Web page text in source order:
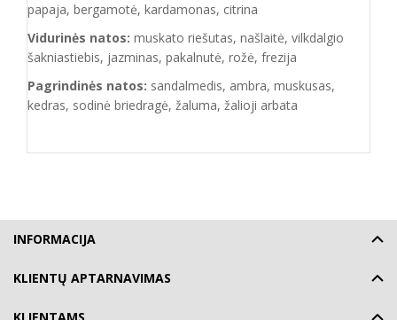
papaja, bergamotė, kardamonas, citrina
Vidurinės natos: muskato riešutas, našlaitė, vilkdalgio
šakniastiebis, jazminas, pakalnutė, rožė, frezija
Pagrindinės natos: sandalmedis, ambra, muskusas,
kedras, sodinė briedragė, žaluma, žalioji arbata
INFORMACIJA
KLIENTŲ APTARNAVIMAS